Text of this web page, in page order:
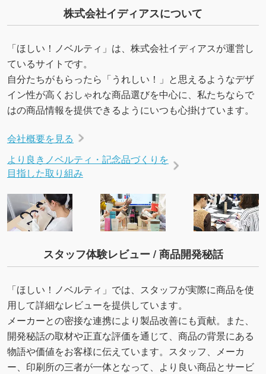
株式会社イディアスについて
「ほしい！ノベルティ」は、株式会社イディアスが運営し
ているサイトです。
自分たちがもらったら「うれしい！」と思えるようなデザ
イン性が高くおしゃれな商品選びを中心に、私たちならで
はの商品情報を提供できるようにいつも心掛けています。
会社概要を見る
より良きノベルティ・記念品づくりを
目指した取り組み
スタッフ体験レビュー / 商品開発秘話
「ほしい！ノベルティ」では、スタッフが実際に商品を使
用して詳細なレビューを提供しています。
メーカーとの密接な連携により製品改善にも貢献。また、
開発秘話の取材や正直な評価を通じて、商品の背景にある
物語や価値をお客様に伝えています。スタッフ、メーカ
ー、印刷所の三者が一体となって、より良い商品とサービ